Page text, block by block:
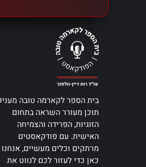
בית הספר לקארמה טובה
תוכן מעורר השראה בתחום
הזוגיות, הפרידה והצמיחה
האישית. עם פודקאסטים
מרתקים וכלים מעשיים, אנחנו
כאן כדי לעזור לכם לנווט את